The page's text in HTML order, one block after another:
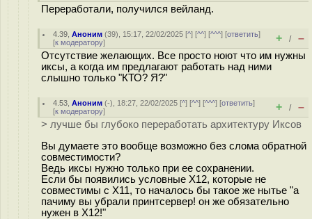
Переработали, получился вейланд.
4.39 ,Аноним (39), 15:17, 22/02/2025 [^] [^^] [^^^] [ответить]
[к модератору] + / –
Отсутствие желающих. Все просто ноют что им нужны
иксы, а когда им предлагают работать над ними
слышно только "КТО? Я?"
4.53 ,Аноним (-), 18:27, 22/02/2025 [^] [^^] [^^^] [ответить]
[к модератору] + / –
> лучше бы глубоко переработать архитектуру Иксов
Вы думаете это вообще возможно без слома обратной
совместимости?
Ведь иксы нужно только при ее сохранении.
Если бы появились условные Х12, которые не
совместимы с Х11, то началось бы такое же нытье "а
пачиму вы убрали принтсервер! он же обязательно
нужен в Х12!"